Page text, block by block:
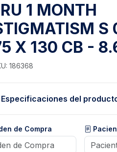
1 MONTH
S
X 130 CB -
186368
Especificaciones del
de Compra